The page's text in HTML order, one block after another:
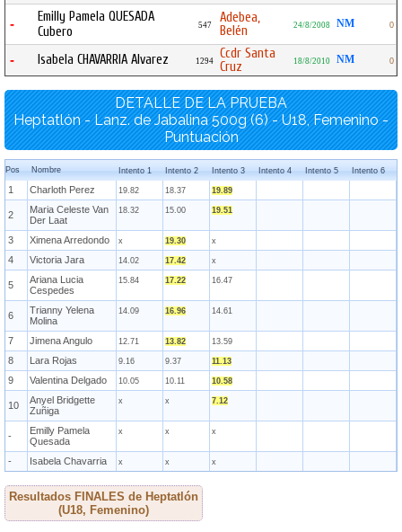
-
Emilly Pamela QUESADA
Cubero
547
Adebea,
Belén
24/8/2008 NM 0
- Isabela CHAVARRIA Alvarez 1294
Ccdr Santa
Cruz
18/8/2010 NM 0
DETALLE DE LA PRUEBA
Heptatlón - Lanz. de Jabalina 500g (6) - U18, Femenino -
Puntuación
Pos Nombre Intento 1 Intento 2 Intento 3 Intento 4 Intento 5 Intento 6
1 Charloth Perez 19.82 18.37 19.89
2
Maria Celeste Van
Der Laat
18.32 15.00 19.51
3 Ximena Arredondo x 19.30 x
4 Victoria Jara 14.02 17.42 x
5
Ariana Lucia
Cespedes
15.84 17.22 16.47
6
Trianny Yelena
Molina
14.09 16.96 14.61
7 Jimena Angulo 12.71 13.82 13.59
8 Lara Rojas 9.16 9.37 11.13
9 Valentina Delgado 10.05 10.11 10.58
10
Anyel Bridgette
Zuñiga
x x 7.12
-
Emilly Pamela
Quesada
x x x
- Isabela Chavarria x x x
Resultados FINALES de Heptatlón
(U18, Femenino)